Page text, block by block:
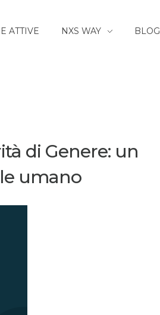
ATTIVE NXS WAY BLOG
di Genere: un
umano